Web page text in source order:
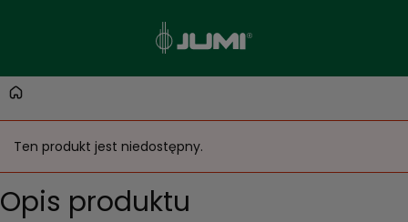
Ten produkt jest niedostępny.
Opis produktu